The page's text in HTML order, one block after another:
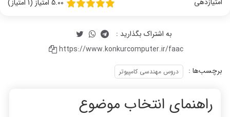
5.00 امتیاز (1 امتیاز)
https://www.konkurcomputer.ir/faac
برچسب‌ها :
دروس مهندسی کامپیوتر
راهنمای انتخاب موضوع